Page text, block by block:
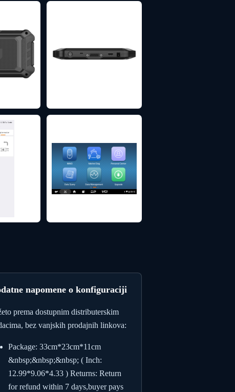
napomene o konfiguraciji
prema dostupnim distributerskim
bez vanjskih prodajnih linkova:
Package: 33cm*23cm*11cm
&nbsp;&nbsp;&nbsp; ( Inch:
12.99*9.06*4.33 ) Returns: Return
for refund within 7 days,buyer pays